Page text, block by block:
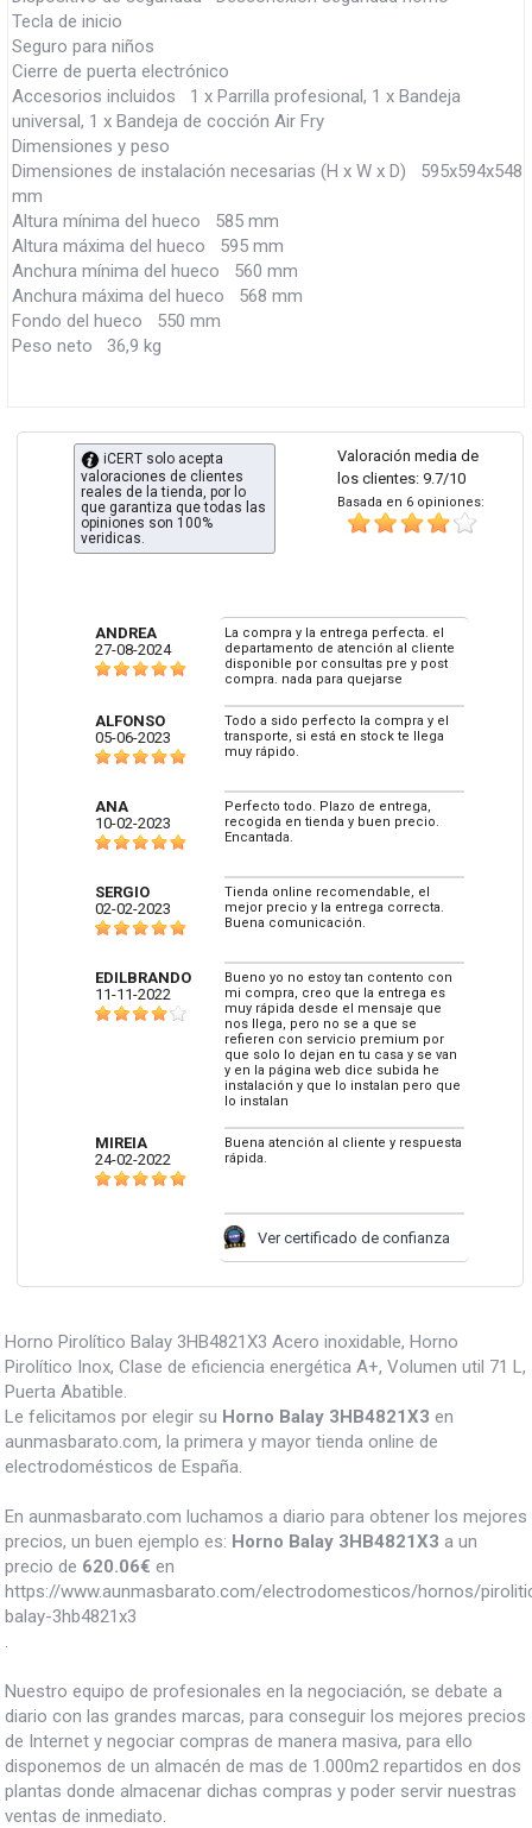
Tecla de inicio
Seguro para niños
Cierre de puerta electrónico
Accesorios incluidos 1 x Parrilla profesional, 1 x Bandeja
universal, 1 x Bandeja de cocción Air Fry
Dimensiones y peso
Dimensiones de instalación necesarias (H x W x D) 595x594x548
mm
Altura mínima del hueco 585 mm
Altura máxima del hueco 595 mm
Anchura mínima del hueco 560 mm
Anchura máxima del hueco 568 mm
Fondo del hueco 550 mm
Peso neto 36,9 kg
Valoración media de
los clientes: 9.7/10
Basada en 6 opiniones:
iCERT solo acepta
valoraciones de clientes
reales de la tienda, por lo
que garantiza que todas las
opiniones son 100%
veridicas.
ANDREA
27-08-2024
La compra y la entrega perfecta. el
departamento de atención al cliente
disponible por consultas pre y post
compra. nada para quejarse
ALFONSO
05-06-2023
Todo a sido perfecto la compra y el
transporte, si está en stock te llega
muy rápido.
ANA
10-02-2023
Perfecto todo. Plazo de entrega,
recogida en tienda y buen precio.
Encantada.
SERGIO
02-02-2023
Tienda online recomendable, el
mejor precio y la entrega correcta.
Buena comunicación.
EDILBRANDO
11-11-2022
Bueno yo no estoy tan contento con
mi compra, creo que la entrega es
muy rápida desde el mensaje que
nos llega, pero no se a que se
refieren con servicio premium por
que solo lo dejan en tu casa y se van
y en la página web dice subida he
instalación y que lo instalan pero que
lo instalan
MIREIA
24-02-2022
Buena atención al cliente y respuesta
rápida.
Ver certificado de confianza
Horno Pirolítico Balay 3HB4821X3 Acero inoxidable, Horno
Pirolítico Inox, Clase de eficiencia energética A+, Volumen util 71 L,
Puerta Abatible.
Le felicitamos por elegir su Horno Balay 3HB4821X3 en
aunmasbarato.com, la primera y mayor tienda online de
electrodomésticos de España.
En aunmasbarato.com luchamos a diario para obtener los mejores
precios, un buen ejemplo es: Horno Balay 3HB4821X3 a un
precio de 620.06€ en
https://www.aunmasbarato.com/electrodomesticos/hornos/
balay-3hb4821x3
.
Nuestro equipo de profesionales en la negociación, se debate a
diario con las grandes marcas, para conseguir los mejores precios
de Internet y negociar compras de manera masiva, para ello
disponemos de un almacén de mas de 1.000m2 repartidos en dos
plantas donde almacenar dichas compras y poder servir nuestras
ventas de inmediato.